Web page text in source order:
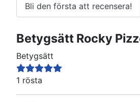
Bli den första att recensera!
Betygsätt Rocky
Betygsätt
1 rösta